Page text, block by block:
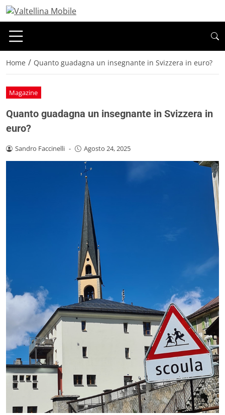
Home / Quanto guadagna un insegnante in Svizzera in euro?
Magazine
Quanto guadagna un insegnante in Svizzera in
euro?
Sandro Faccinelli - Agosto 24, 2025